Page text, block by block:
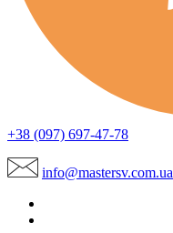
+38 (097) 697-47-78
info@mastersv.com.ua